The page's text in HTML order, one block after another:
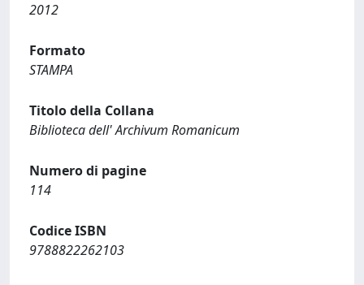
2012
Formato
STAMPA
Titolo della Collana
Biblioteca dell' Archivum Romanicum
Numero di pagine
114
Codice ISBN
9788822262103